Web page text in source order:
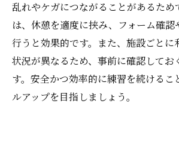
乱れやケガにつながることがあるため
は、休憩を適度に挟み、フォーム確認
行うと効果的です。また、施設ごとに
状況が異なるため、事前に確認してお
す。安全かつ効率的に練習を続けるこ
ルアップを目指しましょう。